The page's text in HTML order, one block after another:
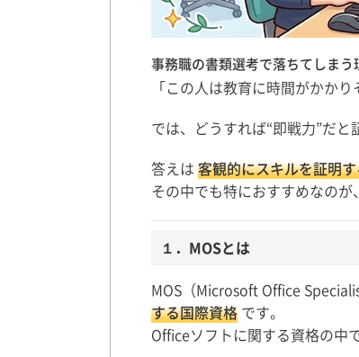
事務職の書類選考で落ちてしまう
「この人は教育に時間がかか
では、どうすれば“即戦力”だと
答えは 客観的にスキルを証明
その中でも特におすすめなの
１．MOSとは
MOS（Microsoft Office
する国際資格 です。
Officeソフトに関する資格の中